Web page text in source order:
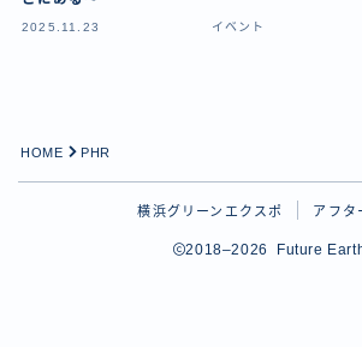
2025.11.23 イベント
HOME PHR
横浜グリーンエクスポ アフタ
2018–2026 Future